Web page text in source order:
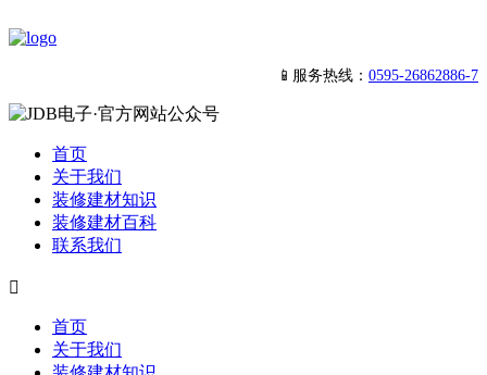
📱服务热线： 0595-26862886-7
首页
关于我们
装修建材知识
装修建材百科
联系我们

首页
关于我们